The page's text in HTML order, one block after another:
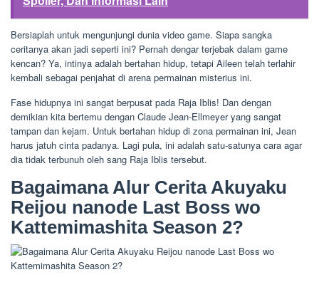
Bersiaplah untuk mengunjungi dunia video game. Siapa sangka
ceritanya akan jadi seperti ini? Pernah dengar terjebak dalam game
kencan? Ya, intinya adalah bertahan hidup, tetapi Aileen telah terlahir
kembali sebagai penjahat di arena permainan misterius ini.
Fase hidupnya ini sangat berpusat pada Raja Iblis! Dan dengan
demikian kita bertemu dengan Claude Jean-Ellmeyer yang sangat
tampan dan kejam. Untuk bertahan hidup di zona permainan ini, Jean
harus jatuh cinta padanya. Lagi pula, ini adalah satu-satunya cara agar
dia tidak terbunuh oleh sang Raja Iblis tersebut.
Bagaimana Alur Cerita Akuyaku
Reijou nanode Last Boss wo
Kattemimashita Season 2?